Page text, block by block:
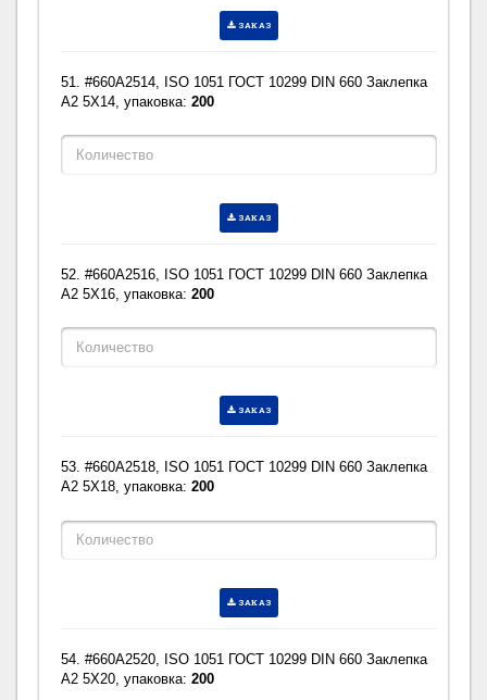
ЗАКАЗ
51. #660A2514, ISO 1051 ГОСТ 10299 DIN 660 Заклепка
A2 5X14, упаковка:200
ЗАКАЗ
52. #660A2516, ISO 1051 ГОСТ 10299 DIN 660 Заклепка
A2 5X16, упаковка:200
ЗАКАЗ
53. #660A2518, ISO 1051 ГОСТ 10299 DIN 660 Заклепка
A2 5X18, упаковка:200
ЗАКАЗ
54. #660A2520, ISO 1051 ГОСТ 10299 DIN 660 Заклепка
A2 5X20, упаковка:200